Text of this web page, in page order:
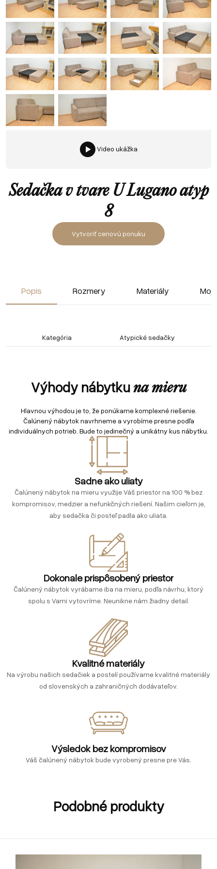
Video ukážka
Sedačka v tvare U Lugano atyp
8
Vytvoriť cenovú ponuku
Popis Rozmery Materiály
Kategória Atypické sedačky
Výhody nábytkuna mieru
Hlavnou výhodou je to, že ponúkame komplexné riešenie.
Čalúnený nábytok navrhneme a vyrobíme presne podľa
individuálnych potrieb. Bude to jedinečný a unikátny kus nábytku.
Sadne ako uliaty
Čalúnený nábytok na mieru využije Váš priestor na 100 % bez
kompromisov, medzier a nefunkčných riešení. Našim cieľom je,
aby sedačka či posteľ padla ako uliata.
Dokonale prispôsobený priestor
Čalúnený nábytok vyrábame iba na mieru, podľa návrhu, ktorý
spolu s Vami vytovríme. Neunikne nám žiadny detail.
Kvalitné materiály
Na výrobu našich sedačiek a postelí používame kvalitné materiály
od slovenských a zahraničných dodávateľov.
Výsledok bez kompromisov
Váš čalúnený nábytok bude vyrobený presne pre Vás.
Podobné produkty